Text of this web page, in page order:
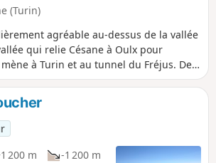
(Turin)
agréable au-dessus de la vallée
qui relie Césane à Oulx pour
à Turin et au tunnel du Fréjus. De
les pistes de Sestrières.
200 m
-1 200 m